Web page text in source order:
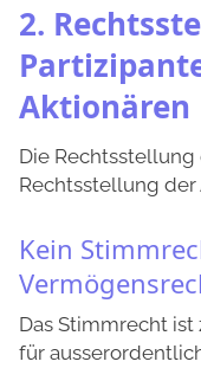
2.
Aktionären
Die
Rechtsstellung der
Kein
Das Stimmrecht
für